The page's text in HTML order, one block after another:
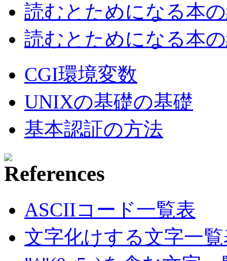
読むとためになる本
読むとためになる本
CGI環境変数
UNIXの基礎の基礎
基本認証の方法
ASCIIコード一覧表
文字化けする文字一